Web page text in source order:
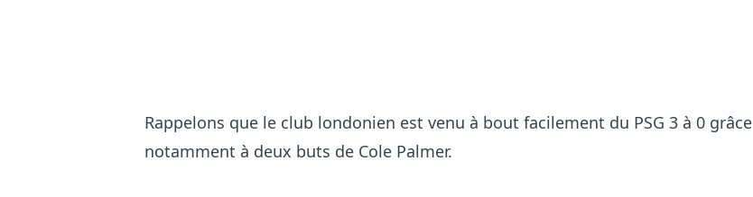
Rappelons que le club londonien est venu à bout facilement du PSG 3 à 0 grâce
notamment à deux buts de Cole Palmer.